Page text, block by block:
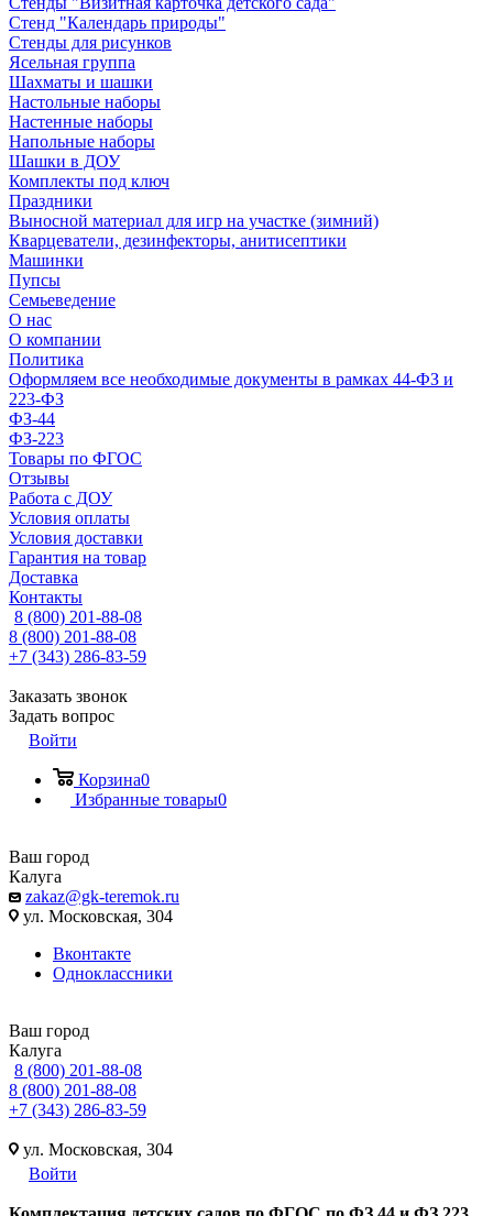
Стенд "Календарь природы"
Стенды для рисунков
Ясельная группа
Шахматы и шашки
Настольные наборы
Настенные наборы
Напольные наборы
Шашки в ДОУ
Комплекты под ключ
Праздники
Выносной материал для игр на участке (зимний)
Кварцеватели, дезинфекторы, анитисептики
Машинки
Пупсы
Семьеведение
О нас
О компании
Политика
Оформляем все необходимые документы в рамках 44-ФЗ и
223-ФЗ
ФЗ-44
ФЗ-223
Товары по ФГОС
Отзывы
Работа с ДОУ
Условия оплаты
Условия доставки
Гарантия на товар
Доставка
Контакты
8 (800) 201-88-08
8 (800) 201-88-08
+7 (343) 286-83-59
Заказать звонок
Задать вопрос
Войти
Корзина0
Избранные товары0
Ваш город
Калуга
zakaz@gk-teremok.ru
ул. Московская, 304
Вконтакте
Одноклассники
Ваш город
Калуга
8 (800) 201-88-08
8 (800) 201-88-08
+7 (343) 286-83-59
ул. Московская, 304
Войти